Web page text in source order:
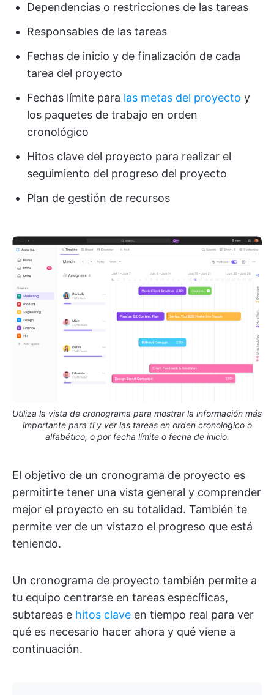
Dependencias o restricciones de las tareas
Responsables de las tareas
Fechas de inicio y de finalización de cada
tarea del proyecto
Fechas límite para las metas del proyecto y
los paquetes de trabajo en orden
cronológico
Hitos clave del proyecto para realizar el
seguimiento del progreso del proyecto
Plan de gestión de recursos
Utiliza la vista de cronograma para mostrar la información más
importante para ti y ver las tareas en orden cronológico o
alfabético, o por fecha límite o fecha de inicio.
El objetivo de un cronograma de proyecto es
permitirte tener una vista general y comprender
mejor el proyecto en su totalidad. También te
permite ver de un vistazo el progreso que está
teniendo.
Un cronograma de proyecto también permite a
tu equipo centrarse en tareas específicas,
subtareas e hitos clave en tiempo real para ver
qué es necesario hacer ahora y qué viene a
continuación.